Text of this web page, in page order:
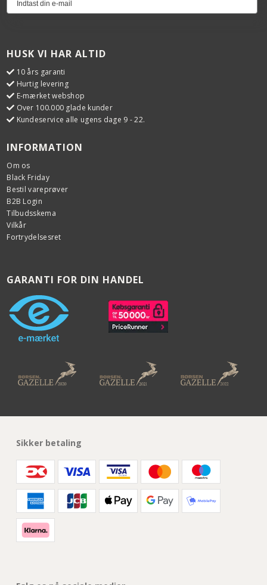
HUSK VI HAR ALTID
10 års garanti
Hurtig levering
E-mærket webshop
Over 100.000 glade kunder
Kundeservice alle ugens dage 9 - 22.
INFORMATION
Om os
Black Friday
Bestil vareprøver
B2B Login
Tilbudsskema
Vilkår
Fortrydelsesret
GARANTI FOR DIN HANDEL
Sikker betaling